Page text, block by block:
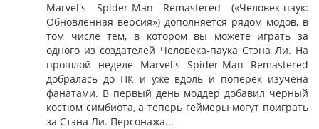
Marvel's Spider-Man Remastered («Человек-паук:
Обновленная версия») дополняется рядом модов, в
том числе тем, в котором вы можете играть за
одного из создателей Человека-паука Стэна Ли. На
прошлой неделе Marvel's Spider-Man Remastered
добралась до ПК и уже вдоль и поперек изучена
фанатами. В первый день моддер добавил черный
костюм симбиота, а теперь геймеры могут поиграть
за Стэна Ли. Персонажа...